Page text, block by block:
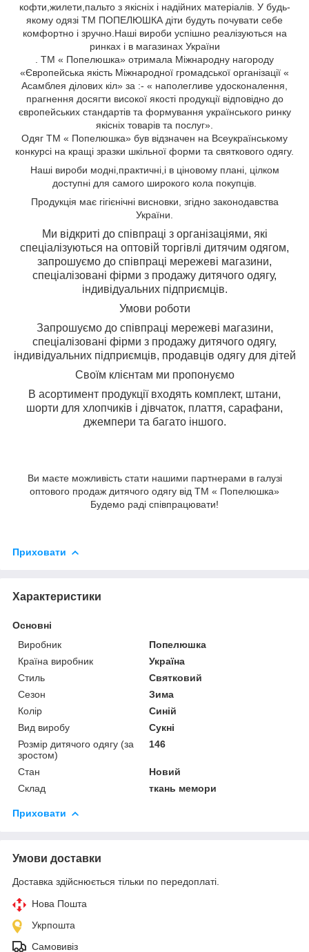
кофти,жилети,пальто з якісніх і надійних матеріалів. У будь-
якому одязі ТМ ПОПЕЛЮШКА діти будуть почувати себе
комфортно і зручно.Наші вироби успішно реалізуються на
ринках і в магазинах України
. ТМ « Попелюшка» отримала Міжнародну нагороду
«Європейська якість Міжнародної громадської організації «
Асамблея ділових кіл» за :- « наполегливе удосконалення,
прагнення досягти високої якості продукції відповідно до
європейських стандартів та формування українського ринку
якісніх товарів та послуг».
Одяг ТМ « Попелюшка» був відзначен на Всеукраїнському
конкурсі на кращі зразки шкільної форми та святкового одягу.
Наші вироби модні, практичні, ів ціновому плані, цілком
доступні для самого широкого кола покупців.
Продукція має гігієнічні висновки, згідно законодавства
України.
Ми відкриті до співпраці з організаціями, які
спеціалізуються на оптовій торгівлі дитячим одягом,
запрошуємо до співпраці мережеві магазини,
спеціалізовані фірми з продажу дитячого одягу,
індивідуальних підприємців.
Умови роботи
Запрошуємо до співпраці мережеві магазини,
спеціалізовані фірми з продажу дитячого одягу,
індивідуальних підприємців, продавців одягу для дітей
Своїм клієнтам ми пропонуємо
В асортимент продукції входять комплект, штани,
шорти для хлопчиків і дівчаток, плаття, сарафани,
джемпери та багато іншого.
Ви маєте можливість стати нашими партнерами в галузі
оптового продаж дитячого одягу від ТМ « Попелюшка»
Будемо раді співпрацювати!
Приховати
Характеристики
Основні
Виробник
Попелюшка
Країна виробник
Україна
Стиль
Святковий
Сезон
Зима
Колір
Синій
Вид виробу
Сукні
Розмір дитячого одягу (за
зростом)
146
Стан
Новий
Склад
ткань мемори
Приховати
Умови доставки
Доставка здійснюється тільки по передоплаті.
Нова Пошта
Укрпошта
Самовивіз